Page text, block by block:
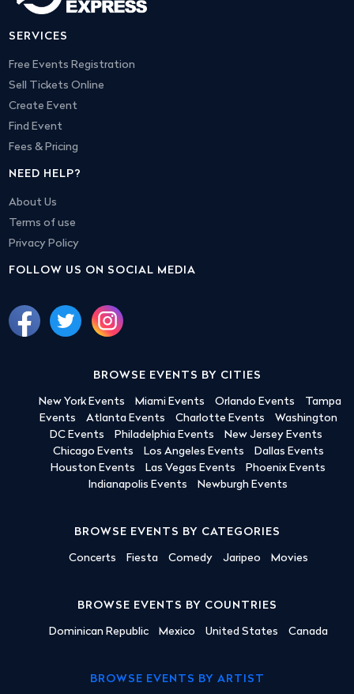
SERVICES
Free Events Registration
Sell Tickets Online
Create Event
Find Event
Fees & Pricing
NEED HELP?
About Us
Terms of use
Privacy Policy
FOLLOW US ON SOCIAL MEDIA
BROWSE EVENTS BY CITIES
New York Events Miami Events Orlando Events
Tampa
Events
Atlanta Events Charlotte Events
Washington
DC Events
Philadelphia Events
New Jersey Events
Chicago Events
Los Angeles Events
Dallas Events
Houston Events
Las Vegas Events
Phoenix Events
Indianapolis Events
Newburgh Events
BROWSE EVENTS BY CATEGORIES
Concerts Fiesta Comedy Jaripeo Movies
BROWSE EVENTS BY COUNTRIES
Dominican Republic Mexico United States Canada
BROWSE EVENTS BY ARTIST